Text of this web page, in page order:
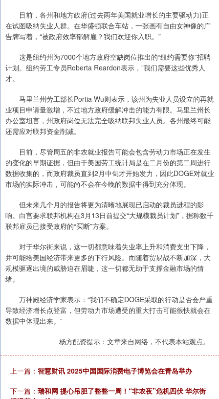
目前，各州和地方政府(过去两年美国就业增长的主要驱动力)正
在试图吸纳失业人群。在华盛顿联合车站，一张画有自由女神像的广
告牌写着，“被政府效率部解雇？我们欢迎你入职。”
这是纽约州为7000个地方政府空缺岗位推出的“纽约需要你”招聘
计划。纽约劳工专员Roberta Reardon表示，"我们需要这些优秀人
才。
马里兰州劳工部长Portia Wu则表示，该州为失业人员设立的再就
业项目申请量激增，不过地方政府缓解冲击的能力有限。马里兰州长
办公室坦言，州政府岗位无法完全吸纳联邦失业人员。各州最终可能
还需应对联邦资金削减。
目前，尽管周五的非农就业报告可能会包含劳动力市场正在发生
的变化的早期证据，但由于美国劳工统计局是在二月份的第二周进行
数据收集的，而政府裁员直到2月中旬才开始发力，因此DOGE对就业
市场的实际冲击，可能尚不会在今晚的数据中得到充分体现。
但未来几个月的报告将更为清晰地展现已启动的裁员进程的影
响。白宫要求联邦机构在3月13日前提交“大规模裁员计划”，据称数千
联邦雇员已接受政府的“买断”方案。
对于华尔街来说，这一切都意味着失业率上升和消费支出下降，
并可能给美国经济带来更多的下行风险。而随着贸易战不断加深，大
规模驱逐出境的威胁迫在眉睫，这一切都无助于支撑金融市场的情
绪。
万神殿经济学家表示：“我们不确定DOGE采取的行动是否会严重
导致经济增长点登富，但劳动力市场遭受的重大打击可能很快就会在
数据中体现出来。”
杨方配资提示：文章来自网络，不代表本站观点。
上一篇： 智慧财讯 2025中国国际消费电子博览会在青岛举办
下一篇： 瑞和网 提心吊胆了整整一周！“非农夜”危机四伏 华尔街